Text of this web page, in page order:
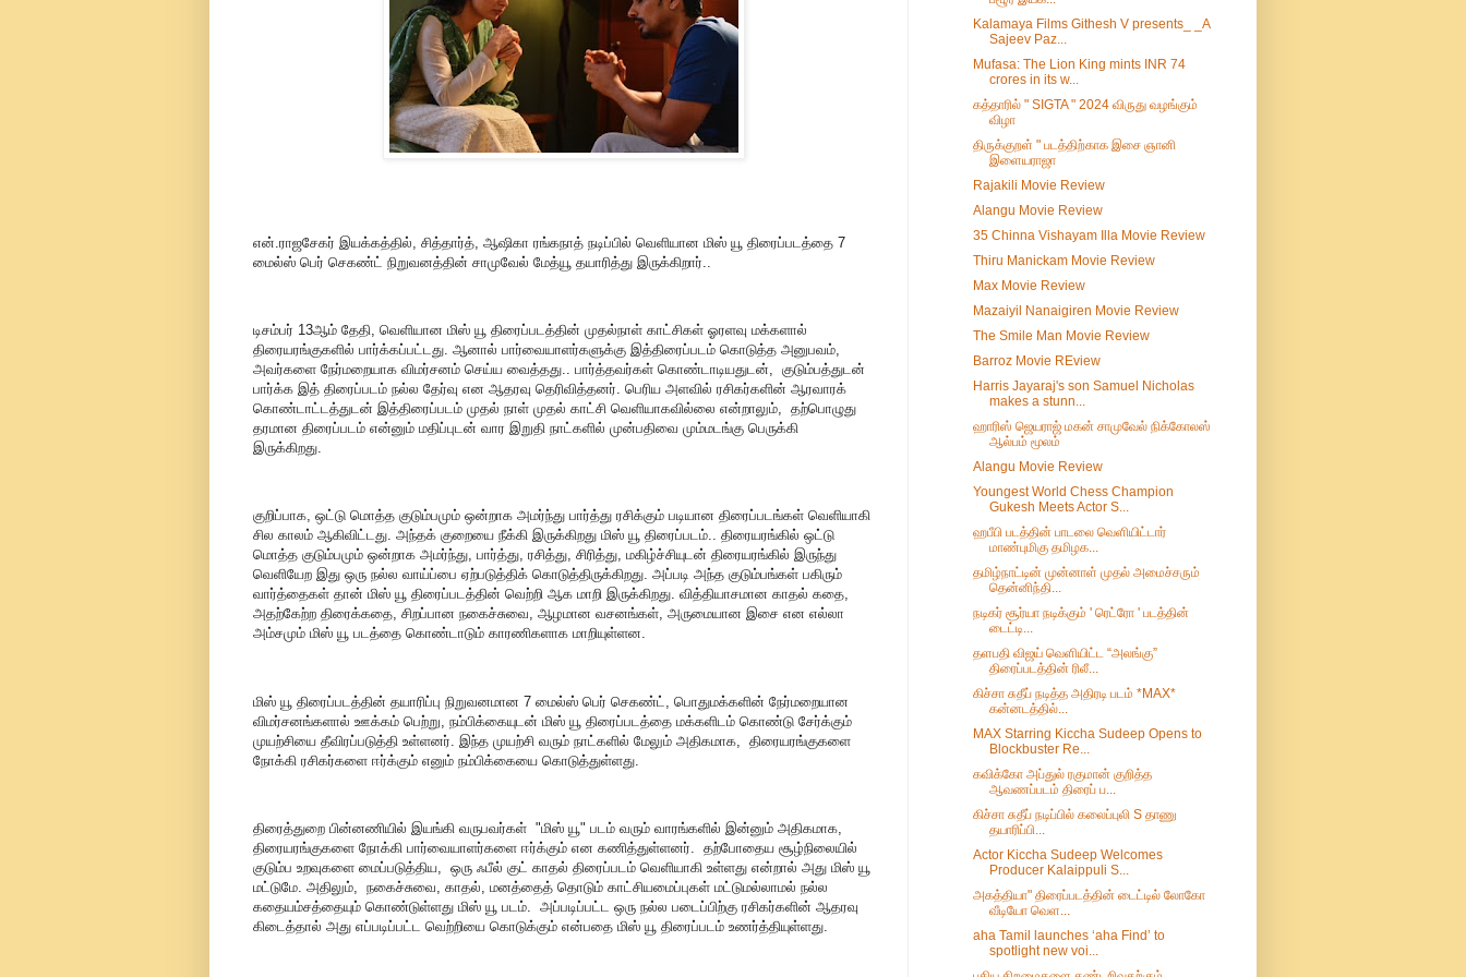
என்.ராஜசேகர் இயக்கத்தில், சித்தார்த், ஆஷிகா ரங்கநாத் நடிப்பில் வெளியான மிஸ் யூ திரைப்படத்தை 7
மைல்ஸ் பெர் செகண்ட் நிறுவனத்தின் சாமுவேல் மேத்யூ தயாரித்து இருக்கிறார்..
டிசம்பர் 13ஆம் தேதி, வெளியான மிஸ் யூ திரைப்படத்தின் முதல்நாள் காட்சிகள் ஓரளவு மக்களால்
திரையரங்குகளில் பார்க்கப்பட்டது. ஆனால் பார்வையாளர்களுக்கு இத்திரைப்படம் கொடுத்த அனுபவம்,
அவர்களை நேர்மறையாக விமர்சனம் செய்ய வைத்தது.. பார்த்தவர்கள் கொண்டாடியதுடன், குடும்பத்துடன்
பார்க்க இத் திரைப்படம் நல்ல தேர்வு என ஆதரவு தெரிவித்தனர். பெரிய அளவில் ரசிகர்களின் ஆரவாரக்
கொண்டாட்டத்துடன் இத்திரைப்படம் முதல் நாள் முதல் காட்சி வெளியாகவில்லை என்றாலும், தற்பொழுது
தரமான திரைப்படம் என்னும் மதிப்புடன் வார இறுதி நாட்களில் முன்பதிவை மும்மடங்கு பெருக்கி
இருக்கிறது.
குறிப்பாக, ஒட்டு மொத்த குடும்பமும் ஒன்றாக அமர்ந்து பார்த்து ரசிக்கும் படியான திரைப்படங்கள் வெளியாகி
சில காலம் ஆகிவிட்டது. அந்தக் குறையை நீக்கி இருக்கிறது மிஸ் யூ திரைப்படம்.. திரையரங்கில் ஒட்டு
மொத்த குடும்பமும் ஒன்றாக அமர்ந்து, பார்த்து, ரசித்து, சிரித்து, மகிழ்ச்சியுடன் திரையரங்கில் இருந்து
வெளியேற இது ஒரு நல்ல வாய்ப்பை ஏற்படுத்திக் கொடுத்திருக்கிறது. அப்படி அந்த குடும்பங்கள் பகிரும்
வார்த்தைகள் தான் மிஸ் யூ திரைப்படத்தின் வெற்றி ஆக மாறி இருக்கிறது. வித்தியாசமான காதல் கதை,
அதற்கேற்ற திரைக்கதை, சிறப்பான நகைச்சுவை, ஆழமான வசனங்கள், அருமையான இசை என எல்லா
அம்சமும் மிஸ் யூ படத்தை கொண்டாடும் காரணிகளாக மாறியுள்ளன.
மிஸ் யூ திரைப்படத்தின் தயாரிப்பு நிறுவனமான 7 மைல்ஸ் பெர் செகண்ட், பொதுமக்களின் நேர்மறையான
விமர்சனங்களால் ஊக்கம் பெற்று, நம்பிக்கையுடன் மிஸ் யூ திரைப்படத்தை மக்களிடம் கொண்டு சேர்க்கும்
முயற்சியை தீவிரப்படுத்தி உள்ளனர். இந்த முயற்சி வரும் நாட்களில் மேலும் அதிகமாக, திரையரங்குகளை
நோக்கி ரசிகர்களை ஈர்க்கும் எனும் நம்பிக்கையை கொடுத்துள்ளது.
திரைத்துறை பின்னணியில் இயங்கி வருபவர்கள் "மிஸ் யூ" படம் வரும் வாரங்களில் இன்னும் அதிகமாக,
திரையரங்குகளை நோக்கி பார்வையாளர்களை ஈர்க்கும் என கணித்துள்ளனர். தற்போதைய சூழ்நிலையில்
குடும்ப உறவுகளை மைப்படுத்திய, ஒரு ஃபீல் குட் காதல் திரைப்படம் வெளியாகி உள்ளது என்றால் அது மிஸ் யூ
மட்டுமே. அதிலும், நகைச்சுவை, காதல், மனத்தைத் தொடும் காட்சியமைப்புகள் மட்டுமல்லாமல் நல்ல
கதையம்சத்தையும் கொண்டுள்ளது மிஸ் யூ படம். அப்படிப்பட்ட ஒரு நல்ல படைப்பிற்கு ரசிகர்களின் ஆதரவு
கிடைத்தால் அது எப்படிப்பட்ட வெற்றியை கொடுக்கும் என்பதை மிஸ் யூ திரைப்படம் உணர்த்தியுள்ளது.
Kalamaya Films Githesh V presents_ _A
Sajeev Paz...
Mufasa: The Lion King mints INR 74
crores in its w...
கத்தாரில் " SIGTA " 2024 விருது வழங்கும்
விழா
திருக்குறள் " படத்திற்காக இசை ஞானி
இளையராஜா
Rajakili Movie Review
Alangu Movie Review
35 Chinna Vishayam Illa Movie Review
Thiru Manickam Movie Review
Max Movie Review
Mazaiyil Nanaigiren Movie Review
The Smile Man Movie Review
Barroz Movie REview
Harris Jayaraj's son Samuel Nicholas
makes a stunn...
ஹாரிஸ் ஜெயராஜ் மகன் சாமுவேல் நிக்கோலஸ்
ஆல்பம் மூலம்
Alangu Movie Review
Youngest World Chess Champion
Gukesh Meets Actor S...
ஹபீபி படத்தின் பாடலை வெளியிட்டார்
மாண்புமிகு தமிழக...
தமிழ்நாட்டின் முன்னாள் முதல் அமைச்சரும்
தென்னிந்தி...
நடிகர் சூர்யா நடிக்கும் ' ரெட்ரோ ' படத்தின்
டைட்டி...
தளபதி விஜய் வெளியிட்ட “அலங்கு”
திரைப்படத்தின் ரிலீ...
கிச்சா சுதீப் நடித்த அதிரடி படம் *MAX*
கன்னடத்தில்...
MAX Starring Kiccha Sudeep Opens to
Blockbuster Re...
கவிக்கோ அப்துல் ரகுமான் குறித்த
ஆவணப்படம் திரைப் ப...
கிச்சா சுதீப் நடிப்பில் கலைப்புலி S தாணு
தயாரிப்பி...
Actor Kiccha Sudeep Welcomes
Producer Kalaippuli S...
அகத்தியா" திரைப்படத்தின் டைட்டில் லோகோ
வீடியோ வெள...
aha Tamil launches ‘aha Find’ to
spotlight new voi...